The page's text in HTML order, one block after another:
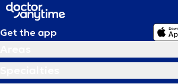
Get the app